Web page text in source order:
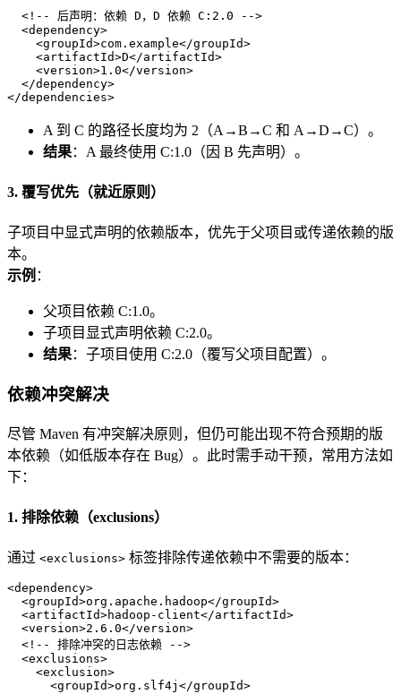
<!-- 后声明：依赖 D，D 依赖 C:2.0 -->
<dependency>
<groupId>com.example</groupId>
<artifactId>D</artifactId>
<version>1.0</version>
</dependency>
</dependencies>
A 到 C 的路径长度均为 2（A→B→C 和 A→D→C）。
结果：A 最终使用 C:1.0（因 B 先声明）。
3. 覆写优先（就近原则）
子项目中显式声明的依赖版本，优先于父项目或传递依赖的版
本。
示例 ：
父项目依赖 C:1.0。
子项目显式声明依赖 C:2.0。
结果：子项目使用 C:2.0（覆写父项目配置）。
依赖冲突解决
尽管 Maven 有冲突解决原则，但仍可能出现不符合预期的版
本依赖（如低版本存在 Bug）。此时需手动干预，常用方法如
下：
1. 排除依赖（exclusions）
通过 <exclusions> 标签排除传递依赖中不需要的版本：
<dependency>
<groupId>org.apache.hadoop</groupId>
<artifactId>hadoop-client</artifactId>
<version>2.6.0</version>
<!-- 排除冲突的日志依赖 -->
<exclusions>
<exclusion>
<groupId>org.slf4j </groupId>